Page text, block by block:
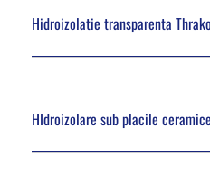
Hidroizolatie transparenta
HIdroizolare sub placile ceramice